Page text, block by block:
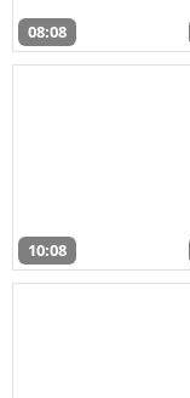
08:08
10:08